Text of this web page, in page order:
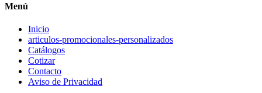
Menú
Inicio
articulos-promocionales-personalizados
Catálogos
Cotizar
Contacto
Aviso de Privacidad